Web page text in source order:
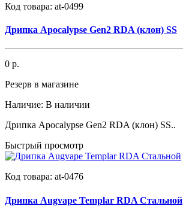
Код товара: at-0499
Дрипка Apocalypse Gen2 RDA (клон) SS
0 р.
Резерв в магазине
Наличие: В наличии
Дрипка Apocalypse Gen2 RDA (клон) SS..
Быстрый просмотр
Код товара: at-0476
Дрипка Augvape Templar RDA Стальной